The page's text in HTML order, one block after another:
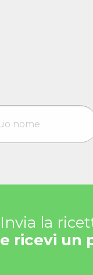
Invia la
e ricevi un